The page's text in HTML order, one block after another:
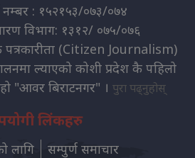
नम्बर : १५२१५३/०७३/०७४
विभाग: १३१२/ ०७५/०७६
पत्रकारीता (Citizen Journalism)
ल्याएको कोशी प्रदेश कै पहिलो
"आवर बिराटनगर" । पुरा पढ्नुहोस्
लिंकहरु
लागि सम्पुर्ण समाचार